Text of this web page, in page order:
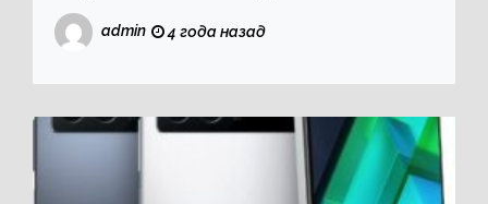
серверном сегменте
admin 4 года назад